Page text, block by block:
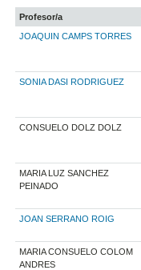
Profesor/a
JOAQUIN CAMPS TORRES
SONIA DASI RODRIGUEZ
CONSUELO DOLZ DOLZ
MARIA LUZ SANCHEZ
PEINADO
JOAN SERRANO ROIG
MARIA CONSUELO COLOM
ANDRES